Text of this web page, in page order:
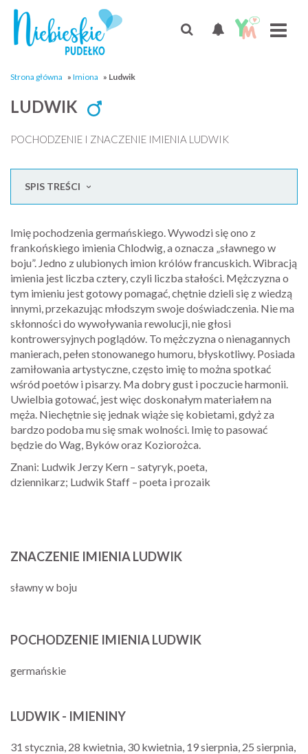
Strona główna » Imiona » Ludwik
LUDWIK
POCHODZENIE I ZNACZENIE IMIENIA LUDWIK
SPIS TREŚCI
Imię pochodzenia germańskiego. Wywodzi się ono z
frankońskiego imienia Chlodwig, a oznacza „sławnego w
boju”. Jedno z ulubionych imion królów francuskich. Wibracją
imienia jest liczba cztery, czyli liczba stałości. Mężczyzna o
tym imieniu jest gotowy pomagać, chętnie dzieli się z wiedzą
innymi, przekazując młodszym swoje doświadczenia. Nie ma
skłonności do wywoływania rewolucji, nie głosi
kontrowersyjnych poglądów. To mężczyzna o nienagannych
manierach, pełen stonowanego humoru, błyskotliwy. Posiada
zamiłowania artystyczne, często imię to można spotkać
wśród poetów i pisarzy. Ma dobry gust i poczucie harmonii.
Uwielbia gotować, jest więc doskonałym materiałem na
męża. Niechętnie się jednak wiąże się kobietami, gdyż za
bardzo podoba mu się smak wolności. Imię to pasować
będzie do Wag, Byków oraz Koziorożca.
Znani: Ludwik Jerzy Kern – satyryk, poeta,
dziennikarz; Ludwik Staff – poeta i prozaik
ZNACZENIE IMIENIA LUDWIK
sławny w boju
POCHODZENIE IMIENIA LUDWIK
germańskie
LUDWIK - IMIENINY
31 stycznia, 28 kwietnia, 30 kwietnia, 19 sierpnia, 25 sierpnia,